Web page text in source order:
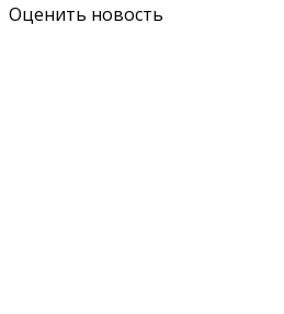
Оценить новость